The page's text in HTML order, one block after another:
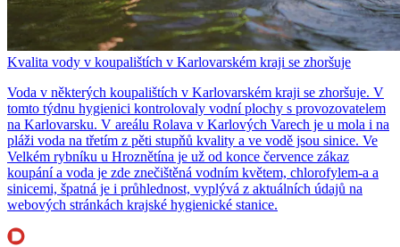
Kvalita vody v koupalištích v Karlovarském kraji se zhoršuje
Voda v některých koupalištích v Karlovarském kraji se zhoršuje. V
tomto týdnu hygienici kontrolovaly vodní plochy s provozovatelem
na Karlovarsku. V areálu Rolava v Karlových Varech je u mola i na
pláži voda na třetím z pěti stupňů kvality a ve vodě jsou sinice. Ve
Velkém rybníku u Hroznětína je už od konce července zákaz
koupání a voda je zde znečištěná vodním květem, chlorofylem-a a
sinicemi, špatná je i průhlednost, vyplývá z aktuálních údajů na
webových stránkách krajské hygienické stanice.